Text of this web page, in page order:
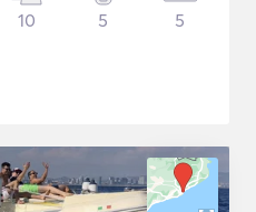
10 5 5